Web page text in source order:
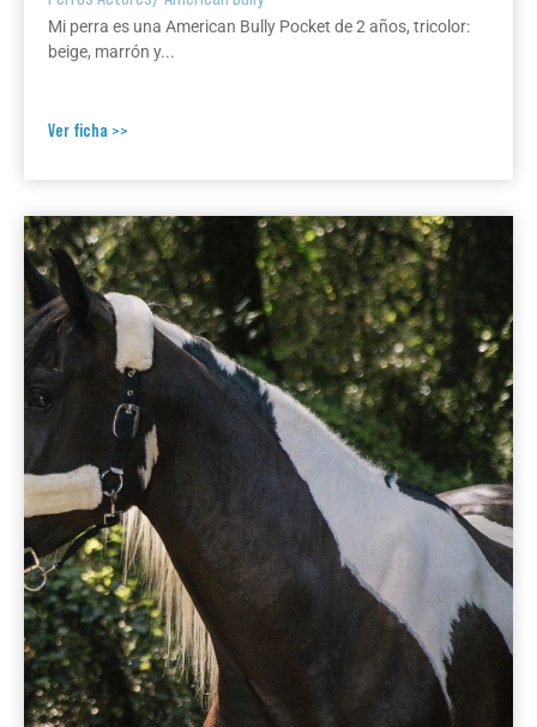
Mi perra es una American Bully Pocket de 2 años, tricolor:
beige, marrón y...
Ver ficha >>